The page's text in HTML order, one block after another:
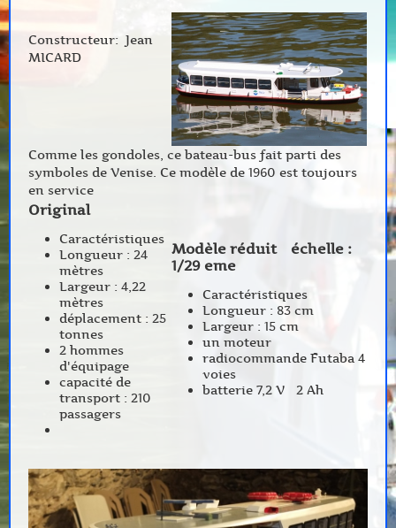
Constructeur: Jean
MICARD
Comme les gondoles, ce bateau-bus fait parti des
symboles de Venise. Ce modèle de 1960 est toujours
en service
Original
Caractéristiques
Longueur : 24
mètres
Largeur : 4,22
mètres
déplacement : 25
tonnes
2 hommes
d'équipage
capacité de
transport : 210
passagers
Modèle réduit échelle :
1/29 eme
Caractéristiques
Longueur : 83 cm
Largeur : 15 cm
un moteur
radiocommande Futaba 4
voies
batterie 7,2 V 2 Ah